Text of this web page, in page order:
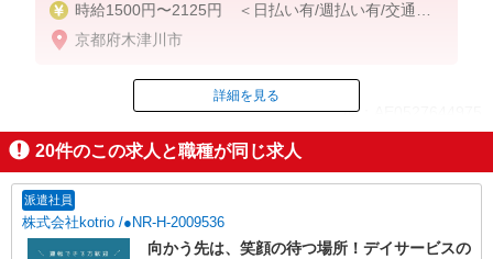
時給1500円〜2125円 ＜日払い有/週払い有/交通費
全支給(ガソリン代含む)＞
京都府木津川市
ID：AE0527644975
掲載期間終了
詳細を見る
20件のこの求人と職種が同じ求人
派遣社員
株式会社kotrio /●NR-H-2009536
向かう先は、笑顔の待つ場所！デイサービスの